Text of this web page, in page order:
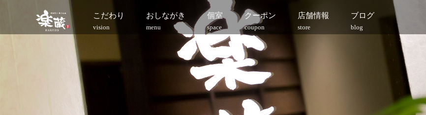
こだわり
vision
おしながき
menu
個室
space
クーポン
coupon
店舗情報
store
ブログ
blog